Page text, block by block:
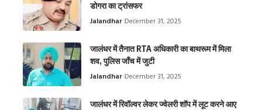
डोगरा का ट्रांसफर
Jalandhar December 31, 2025
जालंधर में तैनात RTA अधिकारी का बाथरूम में मिला
शव, पुलिस जाँच में जुटी
Jalandhar December 31, 2025
जालंधर में रिवॉल्वर लेकर ज्वेलरी शॉप में लूट करने आए